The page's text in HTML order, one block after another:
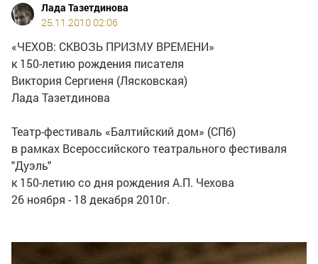
Лада Тазетдинова
25.11.2010 02:06
«ЧЕХОВ: СКВОЗЬ ПРИЗМУ ВРЕМЕНИ»
к 150-летию рождения писателя
Виктория Сергиеня (Лясковская)
Лада Тазетдинова
Театр-фестиваль «Балтийский дом» (СПб)
в рамках Всероссийского театрального фестиваля
"Дуэль"
к 150-летию со дня рождения А.П. Чехова
26 ноября - 18 декабря 2010г.